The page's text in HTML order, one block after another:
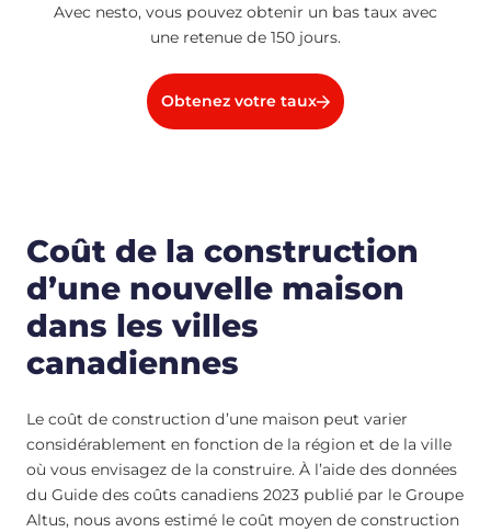
Avec nesto, vous pouvez obtenir un bas taux avec
une retenue de 150 jours.
Obtenez votre taux
Coût de la construction
d’une nouvelle maison
dans les villes
canadiennes
Le coût de construction d’une maison peut varier
considérablement en fonction de la région et de la ville
où vous envisagez de la construire. À l’aide des données
du Guide des coûts canadiens 2023 publié par le Groupe
Altus, nous avons estimé le coût moyen de construction